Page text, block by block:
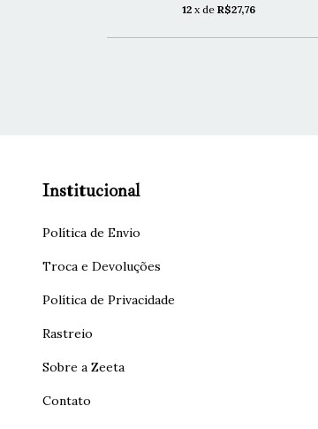
12 x de R$27,76
Institucional
Política de Envio
Troca e Devoluções
Política de Privacidade
Rastreio
Sobre a Zeeta
Contato